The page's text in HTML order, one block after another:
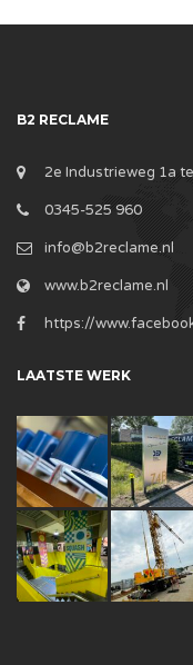
B2 RECLAME
2e Industrieweg 1a
0345-525 960
info@b2reclame.nl
www.b2reclame.nl
https://
LAATSTE WERK